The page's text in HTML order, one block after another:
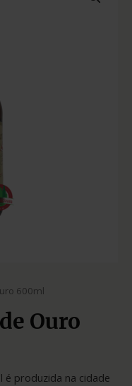
600ml
Ouro
é produzida na cidade